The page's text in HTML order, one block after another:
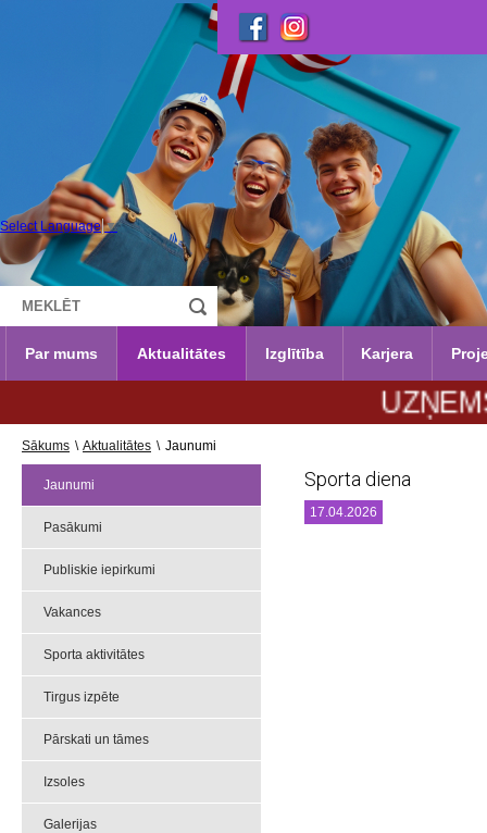
Select Language ▼
Par mums Aktualitātes Izglītība Karjera
Sākums \ Aktualitātes \ Jaunumi
Jaunumi
Pasākumi
Publiskie iepirkumi
Vakances
Sporta aktivitātes
Tirgus izpēte
Pārskati un tāmes
Izsoles
Galerijas
Sporta diena
17.04.2026